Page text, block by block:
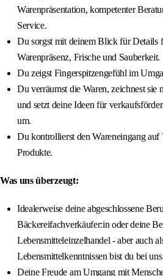
Warenpräsentation, kompetenter
Service.
Du sorgst mit deinem Blick für Details
Warenpräsenz, Frische und Sauberkeit.
Du zeigst Fingerspitzengefühl im
Du verräumst die Waren, zeichnest sie
und setzt deine Ideen für
um.
Du kontrollierst den Wareneingang
Produkte.
Was uns überzeugt:
Idealerweise deine abgeschlossene
Bäckereifachverkäufer:in oder deine
Lebensmitteleinzelhandel - aber auch
Lebensmittelkenntnissen bist du bei
Deine Freude am Umgang mit